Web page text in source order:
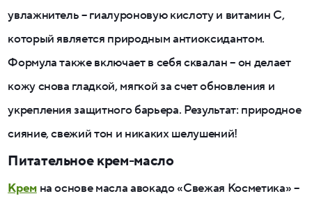
увлажнитель – гиалуроновую кислоту и витамин C,
который является природным антиоксидантом.
Формула также включает в себя сквалан – он делает
кожу снова гладкой, мягкой за счет обновления и
укрепления защитного барьера. Результат: природное
сияние, свежий тон и никаких шелушений!
Питательное крем-масло
Кремна основе масла авокадо «Свежая Косметика» –